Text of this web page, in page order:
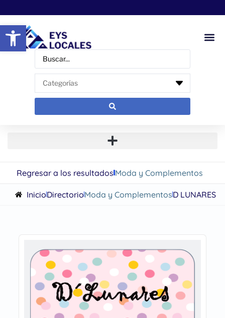
Abrir barra de herramientas
Regresar a los resultadosModa y Complementos
InicioDirectorioModa y ComplementosD LUNARES